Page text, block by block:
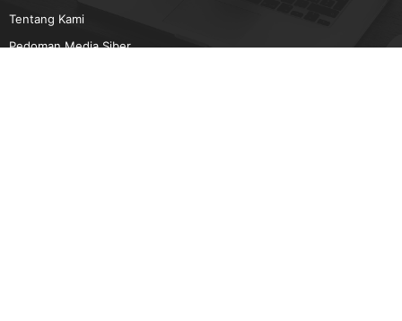
Tentang Kami
Pedoman Media Siber